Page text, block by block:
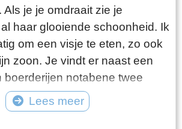
Als je je omdraait zie je
haar glooiende schoonheid. Ik
om een visje te eten, zo ook
zoon. Je vindt er naast een
boerderijen notabene twee
steenworp afstand van elkaar.
rond voldoende klandizie te
Lees meer